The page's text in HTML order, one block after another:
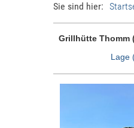
Sie sind hier:
Grillhütte Thomm
Lage